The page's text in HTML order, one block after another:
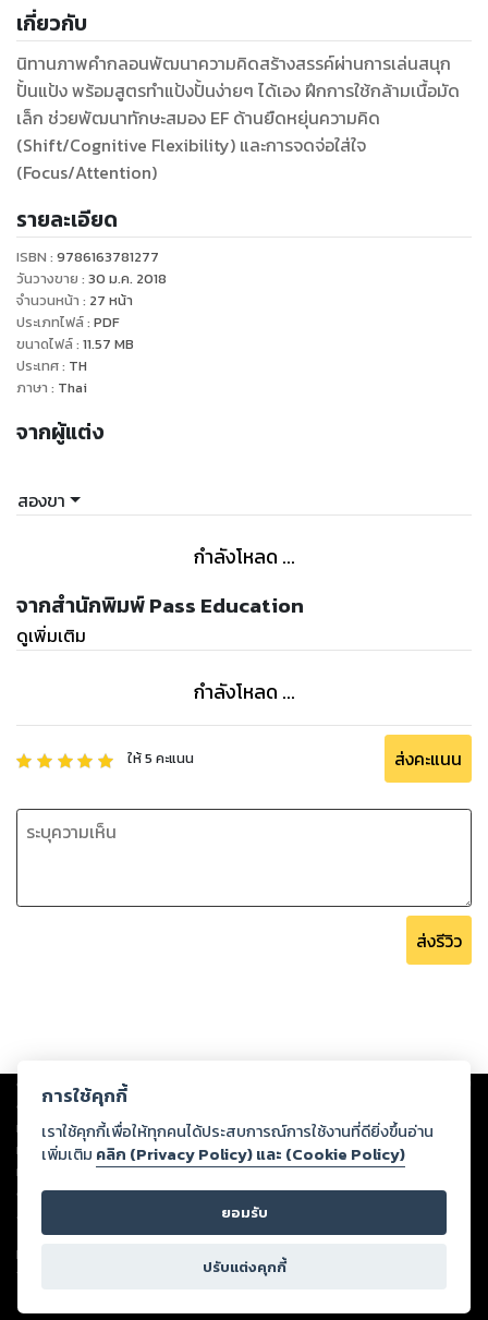
เกี่ยวกับ
นิทานภาพคำกลอนพัฒนาความคิดสร้างสรรค์ผ่านการเล่นสนุก
ปั้นแป้ง พร้อมสูตรทำแป้งปั้นง่ายๆ ได้เอง ฝึกการใช้กล้ามเนื้อมัด
เล็ก ช่วยพัฒนาทักษะสมอง EF ด้านยืดหยุ่นความคิด
(Shift/Cognitive Flexibility) และการจดจ่อใส่ใจ
(Focus/Attention)
รายละเอียด
ISBN : 9786163781277
วันวางขาย : 30 ม.ค. 2018
จำนวนหน้า : 27 หน้า
ประเภทไฟล์: PDF
ขนาดไฟล์: 11.57 MB
ประเทศ: TH
ภาษา : Thai
จากผู้แต่ง
สองขา
กำลังโหลด ...
จากสำนักพิมพ์ Pass Education
ดูเพิ่มเติม
กำลังโหลด ...
ให้5 คะแนน ส่งคะแนน
ส่งรีวิว
Copyright © 2026
ต่อผลงานหรือเนื้อหาใดที่อัปโหลดผ่านเว็บไซต์และปรากฏว่าละเมิดสิทธิใน
ทรัพย์สินทางปัญญาของบุคคลอื่นหรือขัดต่อกฎหมายและศีลธรรม ดังนั้น ผู้อ่าน
ทุกท่านโปรดใช้วิจารณญาณในการกลั่นกรองด้วยตนเอง และหากท่านพบว่าส่วน
หนึ่งส่วนใดขัดต่อกฎหมายและศีลธรรม กรุณาแจ้งมายังบริษัท เพื่อทีมงานจะได้
ดำเนินการในทันที ทั้งนี้ ทางสตอรี่ล็อกขอสงวนลิขสิทธิ์ตามพระราชบัญญัติ
ลิขสิทธิ์ พ.ศ. 2537 (ฉบับล่าสุด)
For support: member@ookbee.com
Version
การใช้คุกกี้
เราใช้คุกกี้เพื่อให้ทุกคนได้ประสบการณ์การใช้งานที่ดียิ่งขึ้นอ่าน
เพิ่มเติม คลิก (Privacy Policy) และ (Cookie Policy)
ยอมรับ
ปรับแต่งคุกกี้